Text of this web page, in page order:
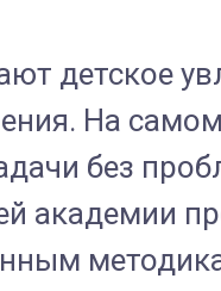
детское
На
без
академии